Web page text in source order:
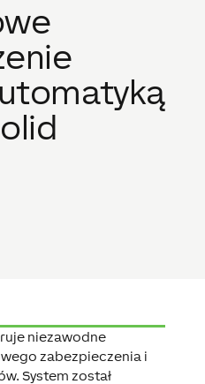
niezawodne
zabezpieczenia i
System został